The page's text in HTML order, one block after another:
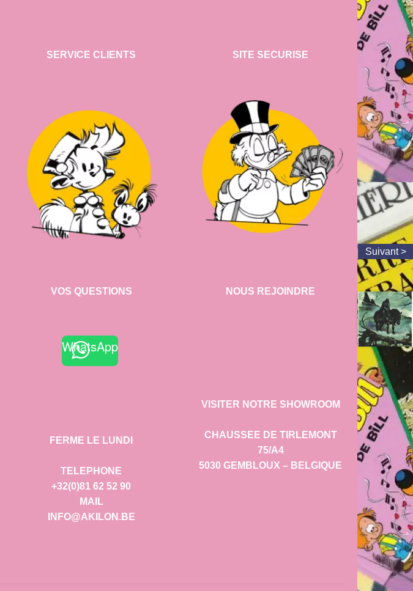
SERVICE CLIENTS
VOS QUESTIONS
WhatsApp
FERME LE LUNDI
TELEPHONE
+32(0)81 62 52 90
MAIL
INFO@AKILON.BE
SITE SECURISE
NOUS REJOINDRE
VISITER NOTRE SHOWROOM
CHAUSSEE DE TIRLEMONT
75/A4
5030 GEMBLOUX – BELGIQUE